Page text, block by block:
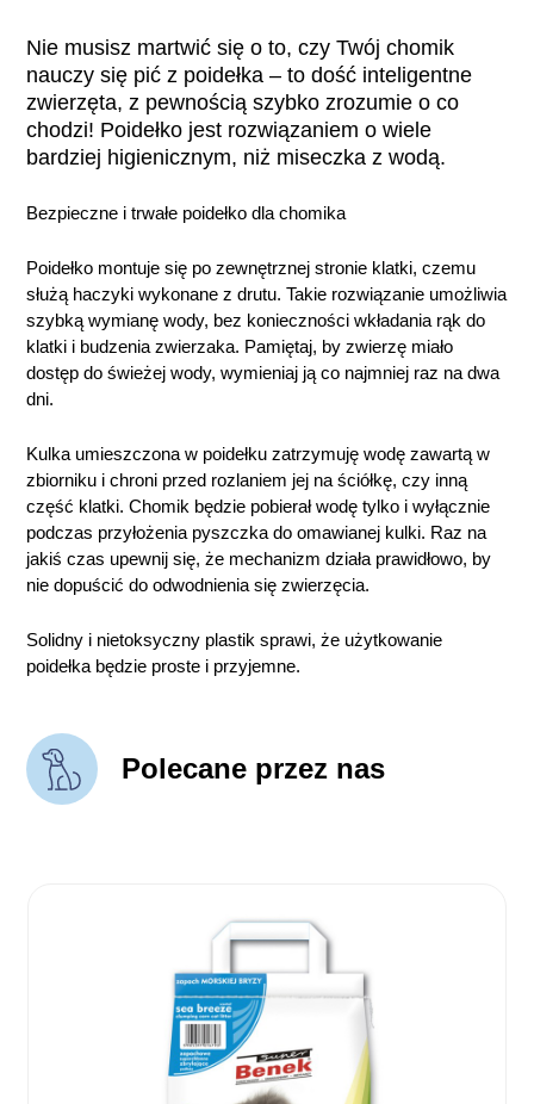
Nie musisz martwić się o to, czy Twój chomik
nauczy się pić z poidełka – to dość inteligentne
zwierzęta, z pewnością szybko zrozumie o co
chodzi! Poidełko jest rozwiązaniem o wiele
bardziej higienicznym, niż miseczka z wodą.
Bezpieczne i trwałe poidełko dla chomika
Poidełko montuje się po zewnętrznej stronie klatki, czemu
służą haczyki wykonane z drutu. Takie rozwiązanie umożliwia
szybką wymianę wody, bez konieczności wkładania rąk do
klatki i budzenia zwierzaka. Pamiętaj, by zwierzę miało
dostęp do świeżej wody, wymieniaj ją co najmniej raz na dwa
dni.
Kulka umieszczona w poidełku zatrzymuję wodę zawartą w
zbiorniku i chroni przed rozlaniem jej na ściółkę, czy inną
część klatki. Chomik będzie pobierał wodę tylko i wyłącznie
podczas przyłożenia pyszczka do omawianej kulki. Raz na
jakiś czas upewnij się, że mechanizm działa prawidłowo, by
nie dopuścić do odwodnienia się zwierzęcia.
Solidny i nietoksyczny plastik sprawi, że użytkowanie
poidełka będzie proste i przyjemne.
Polecane przez nas